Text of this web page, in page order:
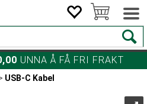
UNNA Å FÅ FRI FRAKT
USB-C Kabel